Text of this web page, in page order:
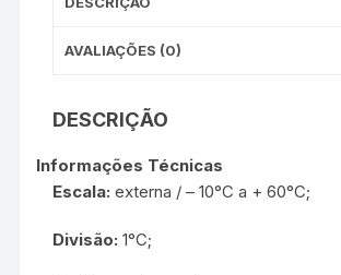
AVALIAÇÕES (0)
DESCRIÇÃO
Informações Técnicas
Escala: externa / – 10°C a + 60°C;
Divisão:1°C;